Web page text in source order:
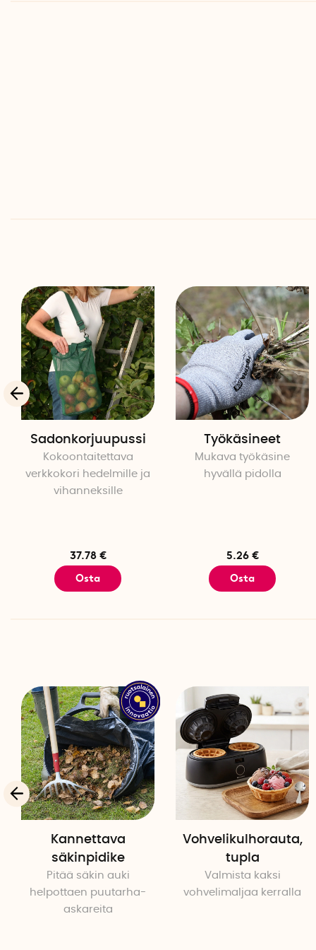
Sadonkorjuupussi
Kokoontaitettava
verkkokori hedelmille ja
vihanneksille
37.78 €
Osta
Työkäsineet
Mukava työkäsine
hyvällä pidolla
5.26 €
Osta
Kannettava
säkinpidike
Pitää säkin auki
helpottaen puutarha-
askareita
Vohvelikulhorauta,
tupla
Valmista kaksi
vohvelimaljaa kerralla